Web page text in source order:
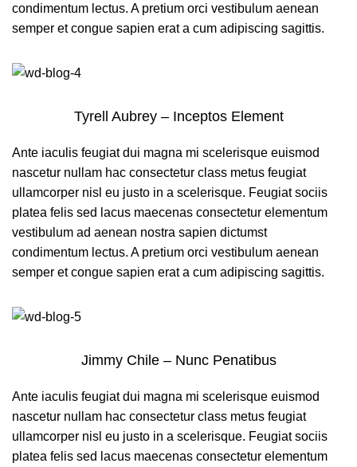
condimentum lectus. A pretium orci vestibulum aenean
semper et congue sapien erat a cum adipiscing sagittis.
Tyrell Aubrey – Inceptos Element
Ante iaculis feugiat dui magna mi scelerisque euismod
nascetur nullam hac consectetur class metus feugiat
ullamcorper nisl eu justo in a scelerisque. Feugiat sociis
platea felis sed lacus maecenas consectetur elementum
vestibulum ad aenean nostra sapien dictumst
condimentum lectus. A pretium orci vestibulum aenean
semper et congue sapien erat a cum adipiscing sagittis.
Jimmy Chile – Nunc Penatibus
Ante iaculis feugiat dui magna mi scelerisque euismod
nascetur nullam hac consectetur class metus feugiat
ullamcorper nisl eu justo in a scelerisque. Feugiat sociis
platea felis sed lacus maecenas consectetur elementum